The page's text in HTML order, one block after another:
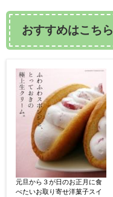
おすすめはこちら
元旦から３が日のお正月に食
べたいお取り寄せ洋菓子スイ